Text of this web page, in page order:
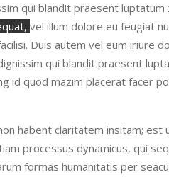
qui blandit praesent
vel illum dolore eu feugiat
Duis autem vel eum iriure
qui blandit praesent
id quod mazim placerat facer
habent claritatem insitam; est
processus dynamicus, qui
formas humanitatis per